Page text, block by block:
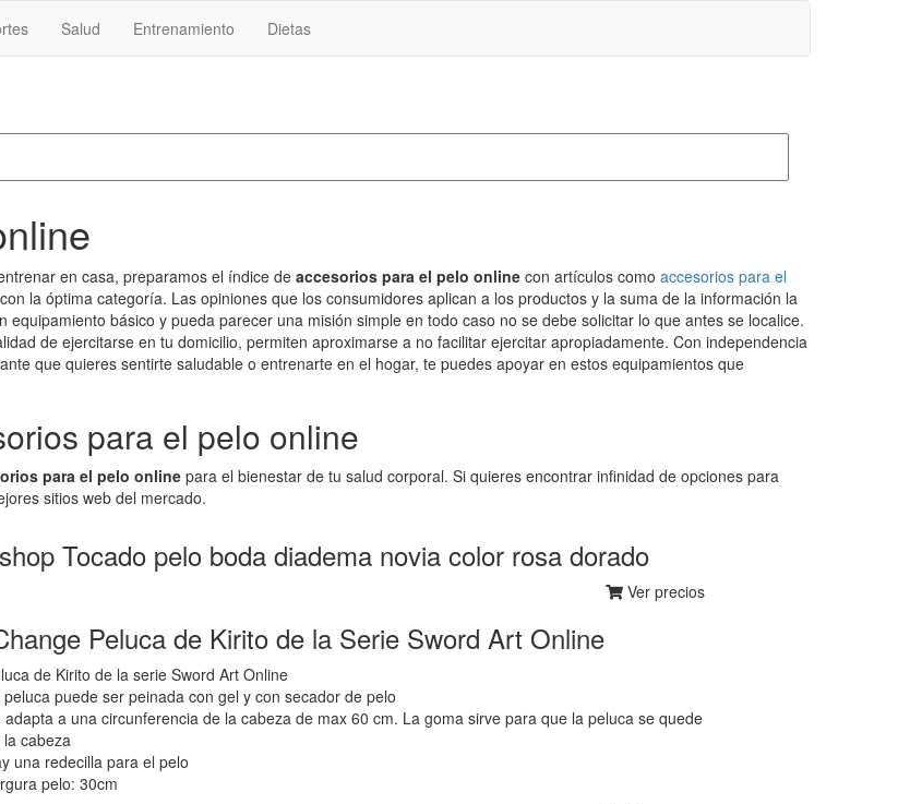
Salud Entrenamiento Dietas
en casa, preparamos el índice de accesorios para el pelo online con artículos como accesorios para el
la óptima categoría. Las opiniones que los consumidores aplican a los productos y la suma de la información la
básico y pueda parecer una misión simple en todo caso no se debe solicitar lo que antes se localice.
de ejercitarse en tu domicilio, permiten aproximarse a no facilitar ejercitar apropiadamente. Con independencia
que quieres sentirte saludable o entrenarte en el hogar, te puedes apoyar en estos equipamientos que
para el pelo online
para el pelo online para el bienestar de tu salud corporal. Si quieres encontrar infinidad de opciones para
sitios web del mercado.
Tocado pelo boda diadema novia color rosa dorado
Ver precios
Peluca de Kirito de la Serie Sword Art Online
de Kirito de la serie Sword Art Online
peluca puede ser peinada con gel y con secador de pelo
adapta a una circunferencia de la cabeza de max 60 cm. La goma sirve para que la peluca se quede
la cabeza
una redecilla para el pelo
pelo: 30cm